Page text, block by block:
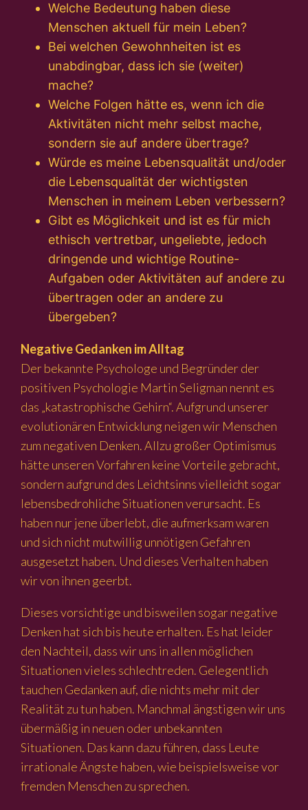
Welche Bedeutung haben diese
Menschen aktuell für mein Leben?
Bei welchen Gewohnheiten ist es
unabdingbar, dass ich sie (weiter)
mache?
Welche Folgen hätte es, wenn ich die
Aktivitäten nicht mehr selbst mache,
sondern sie auf andere übertrage?
Würde es meine Lebensqualität und/oder
die Lebensqualität der wichtigsten
Menschen in meinem Leben verbessern?
Gibt es Möglichkeit und ist es für mich
ethisch vertretbar, ungeliebte, jedoch
dringende und wichtige Routine-
Aufgaben oder Aktivitäten auf andere zu
übertragen oder an andere zu
übergeben?
Negative Gedanken im Alltag
Der bekannte Psychologe und Begründer der
positiven Psychologie Martin Seligman nennt es
das „katastrophische Gehirn“. Aufgrund unserer
evolutionären Entwicklung neigen wir Menschen
zum negativen Denken. Allzu großer Optimismus
hätte unseren Vorfahren keine Vorteile gebracht,
sondern aufgrund des Leichtsinns vielleicht sogar
lebensbedrohliche Situationen verursacht. Es
haben nur jene überlebt, die aufmerksam waren
und sich nicht mutwillig unnötigen Gefahren
ausgesetzt haben. Und dieses Verhalten haben
wir von ihnen geerbt.
Dieses vorsichtige und bisweilen sogar negative
Denken hat sich bis heute erhalten. Es hat leider
den Nachteil, dass wir uns in allen möglichen
Situationen vieles schlechtreden. Gelegentlich
tauchen Gedanken auf, die nichts mehr mit der
Realität zu tun haben. Manchmal ängstigen wir uns
übermäßig in neuen oder unbekannten
Situationen. Das kann dazu führen, dass Leute
irrationale Ängste haben, wie beispielsweise vor
fremden Menschen zu sprechen.